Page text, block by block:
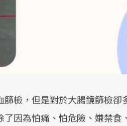
檢，但是對於大腸鏡篩檢卻
因為怕痛、怕危險、嫌禁食